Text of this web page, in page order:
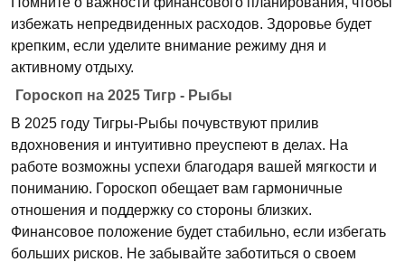
избежать непредвиденных расходов. Здоровье будет
крепким, если уделите внимание режиму дня и
активному отдыху.
Гороскоп на 2025 Тигр - Рыбы
В 2025 году Тигры-Рыбы почувствуют прилив
вдохновения и интуитивно преуспеют в делах. На
работе возможны успехи благодаря вашей мягкости и
пониманию. Гороскоп обещает вам гармоничные
отношения и поддержку со стороны близких.
Финансовое положение будет стабильно, если избегать
больших рисков. Не забывайте заботиться о своем